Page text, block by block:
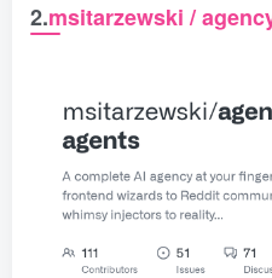
2.msitarzewski /